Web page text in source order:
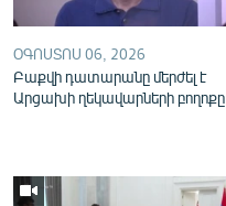
ՕԳՈՍՏՈՍ 06, 2026
Բաքվի դատարանը մերժել է
Արցախի ղեկավարների բողոքը